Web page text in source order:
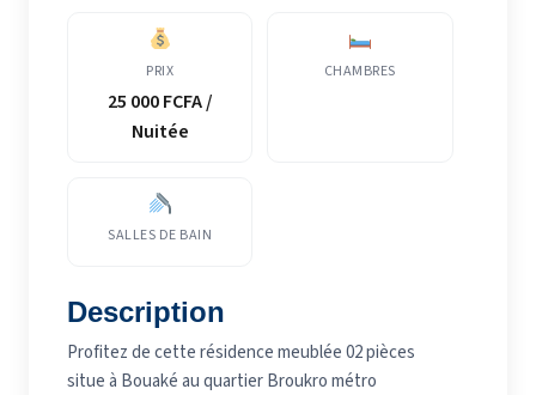
PRIX
25 000 FCFA /
Nuitée
CHAMBRES
SALLES DE BAIN
Description
Profitez de cette résidence meublée 02 pièces
situe à Bouaké au quartier Broukro métro